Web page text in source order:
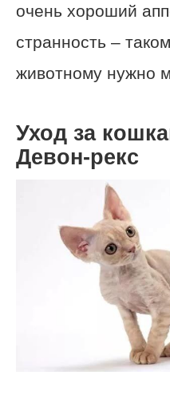
очень хороший
странность –
животному нужно
Уход за
Девон-рекс